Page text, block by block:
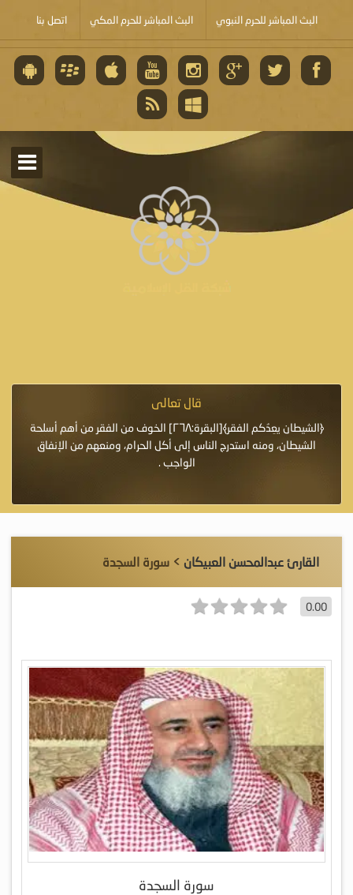
البث المباشر للحرم النبوي البث المباشر للحرم المكي اتصل بنا
قال تعالى
﴿الشيطان يعِدُكم الفقر﴾[البقرة:٢٦٨] الخوف من الفقر من أهم أسلحة
الشيطان، ومنه استدرج الناس إلى أكل الحرام، ومنعهم من الإنفاق
الواجب .
القارئ عبدالمحسن العبيكان > سورة السجدة
0.00
سورة السجدة